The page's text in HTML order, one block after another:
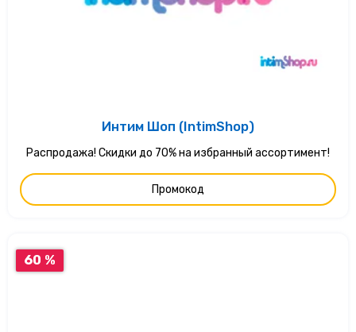
Интим Шоп (IntimShop)
Распродажа! Скидки до 70% на избранный ассортимент!
Промокод
60 %